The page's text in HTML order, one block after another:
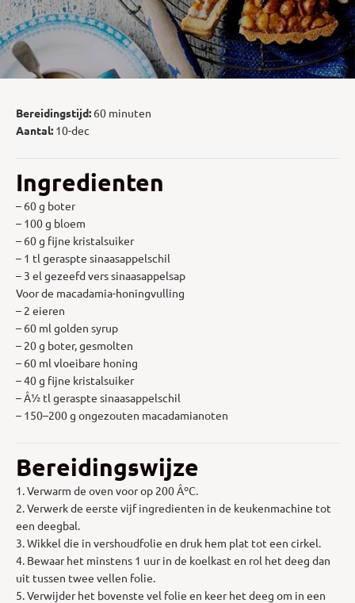
Bereidingstijd: 60 minuten
Aantal: 10-dec
Ingredienten
– 60 g boter
– 100 g bloem
– 60 g fijne kristalsuiker
– 1 tl geraspte sinaasappelschil
– 3 el gezeefd vers sinaasappelsap
Voor de macadamia-honingvulling
– 2 eieren
– 60 ml golden syrup
– 20 g boter, gesmolten
– 60 ml vloeibare honing
– 40 g fijne kristalsuiker
– Â½ tl geraspte sinaasappelschil
– 150–200 g ongezouten macadamianoten
Bereidingswijze
1. Verwarm de oven voor op 200 ÂºC.
2. Verwerk de eerste vijf ingredienten in de keukenmachine tot
een deegbal.
3. Wikkel die in vershoudfolie en druk hem plat tot een cirkel.
4. Bewaar het minstens 1 uur in de koelkast en rol het deeg dan
uit tussen twee vellen folie.
5. Verwijder het bovenste vel folie en keer het deeg om in een